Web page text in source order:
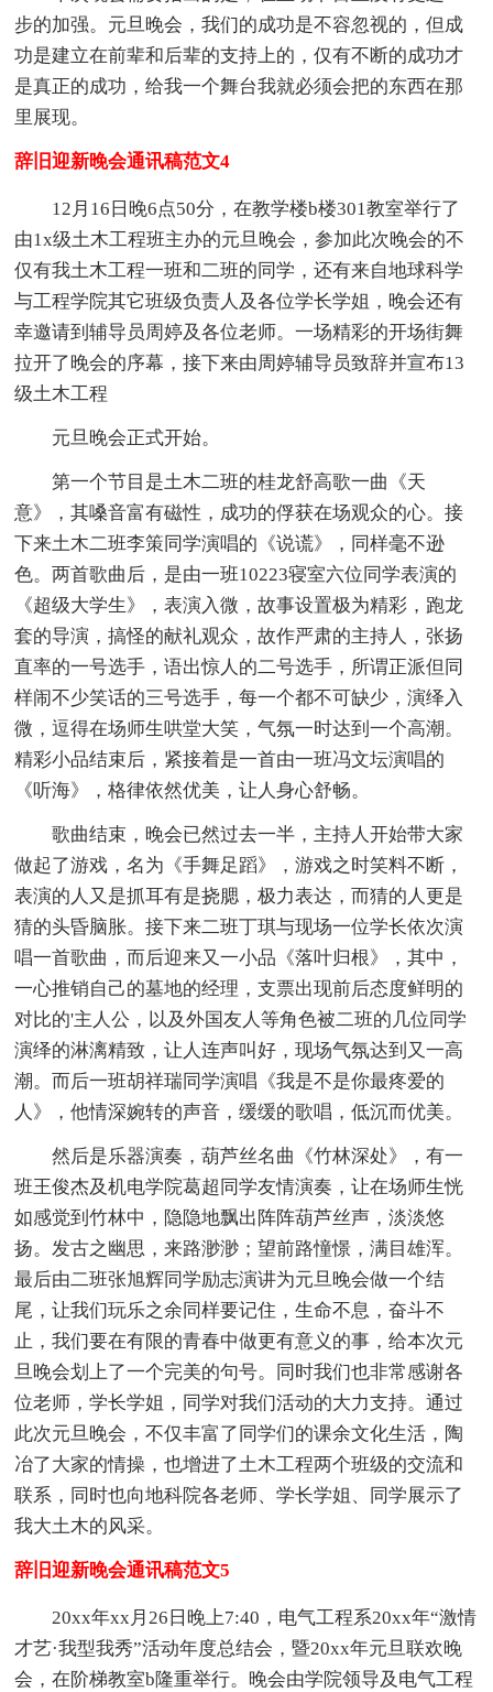
步的加强。元旦晚会，我们的成功是不容忽视的，但成
功是建立在前辈和后辈的支持上的，仅有不断的成功才
是真正的成功，给我一个舞台我就必须会把的东西在那
里展现。
辞旧迎新晚会通讯稿范文4
12月16日晚6点50分，在教学楼b楼301教室举行了
由1x级土木工程班主办的元旦晚会，参加此次晚会的不
仅有我土木工程一班和二班的同学，还有来自地球科学
与工程学院其它班级负责人及各位学长学姐，晚会还有
幸邀请到辅导员周婷及各位老师。一场精彩的开场街舞
拉开了晚会的序幕，接下来由周婷辅导员致辞并宣布13
级土木工程
元旦晚会正式开始。
第一个节目是土木二班的桂龙舒高歌一曲《天
意》，其嗓音富有磁性，成功的俘获在场观众的心。接
下来土木二班李策同学演唱的《说谎》，同样毫不逊
色。两首歌曲后，是由一班10223寝室六位同学表演的
《超级大学生》，表演入微，故事设置极为精彩，跑龙
套的导演，搞怪的献礼观众，故作严肃的主持人，张扬
直率的一号选手，语出惊人的二号选手，所谓正派但同
样闹不少笑话的三号选手，每一个都不可缺少，演绎入
微，逗得在场师生哄堂大笑，气氛一时达到一个高潮。
精彩小品结束后，紧接着是一首由一班冯文坛演唱的
《听海》，格律依然优美，让人身心舒畅。
歌曲结束，晚会已然过去一半，主持人开始带大家
做起了游戏，名为《手舞足蹈》，游戏之时笑料不断，
表演的人又是抓耳有是挠腮，极力表达，而猜的人更是
猜的头昏脑胀。接下来二班丁琪与现场一位学长依次演
唱一首歌曲，而后迎来又一小品《落叶归根》，其中，
一心推销自己的墓地的经理，支票出现前后态度鲜明的
对比的'主人公，以及外国友人等角色被二班的几位同学
演绎的淋漓精致，让人连声叫好，现场气氛达到又一高
潮。而后一班胡祥瑞同学演唱《我是不是你最疼爱的
人》，他情深婉转的声音，缓缓的歌唱，低沉而优美。
然后是乐器演奏，葫芦丝名曲《竹林深处》，有一
班王俊杰及机电学院葛超同学友情演奏，让在场师生恍
如感觉到竹林中，隐隐地飘出阵阵葫芦丝声，淡淡悠
扬。发古之幽思，来路渺渺；望前路憧憬，满目雄浑。
最后由二班张旭辉同学励志演讲为元旦晚会做一个结
尾，让我们玩乐之余同样要记住，生命不息，奋斗不
止，我们要在有限的青春中做更有意义的事，给本次元
旦晚会划上了一个完美的句号。同时我们也非常感谢各
位老师，学长学姐，同学对我们活动的大力支持。通过
此次元旦晚会，不仅丰富了同学们的课余文化生活，陶
冶了大家的情操，也增进了土木工程两个班级的交流和
联系，同时也向地科院各老师、学长学姐、同学展示了
我大土木的风采。
辞旧迎新晚会通讯稿范文5
20xx年xx月26日晚上7:40，电气工程系20xx年“激情
才艺·我型我秀”活动年度总结会，暨20xx年元旦联欢晚
会，在阶梯教室b隆重举行。晚会由学院领导及电气工程